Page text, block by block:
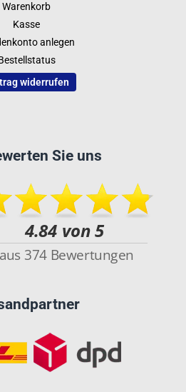
Warenkorb
Kasse
anlegen
widerrufen
Sie uns